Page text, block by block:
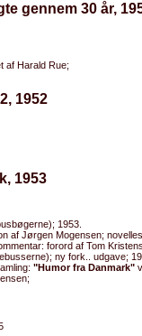
gennem 30 år,
af Harald Rue;
1952
1953
1953.
af Jørgen Mogensen;
forord af Tom
ny fork.. udgave;
"Humor fra Danmark"